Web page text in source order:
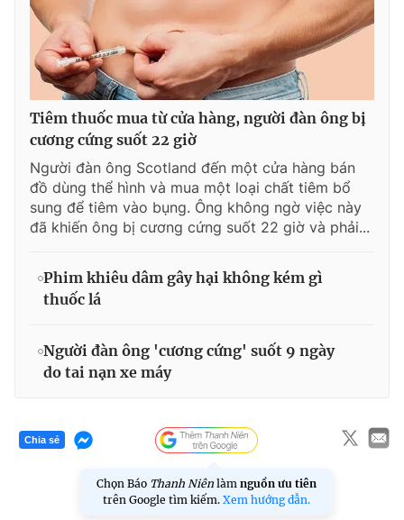
Tiêm thuốc mua từ cửa hàng, người đàn ông bị
cương cứng suốt 22 giờ
Người đàn ông Scotland đến một cửa hàng bán
đồ dùng thể hình và mua một loại chất tiêm bổ
sung để tiêm vào bụng. Ông không ngờ việc này
đã khiến ông bị cương cứng suốt 22 giờ và phải...
Phim khiêu dâm gây hại không kém gì
thuốc lá
Người đàn ông 'cương cứng' suốt 9 ngày
do tai nạn xe máy
Chia sẻ
Chọn Báo Thanh Niên làm nguồn ưu tiên
trên Google tìm kiếm. Xem hướng dẫn.